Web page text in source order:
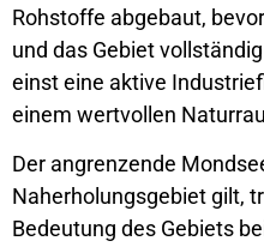
Rohstoffe abgebaut,
und das Gebiet
einst eine aktive
einem wertvollen
Der angrenzende
Naherholungsgebiet gilt,
Bedeutung des Gebiets